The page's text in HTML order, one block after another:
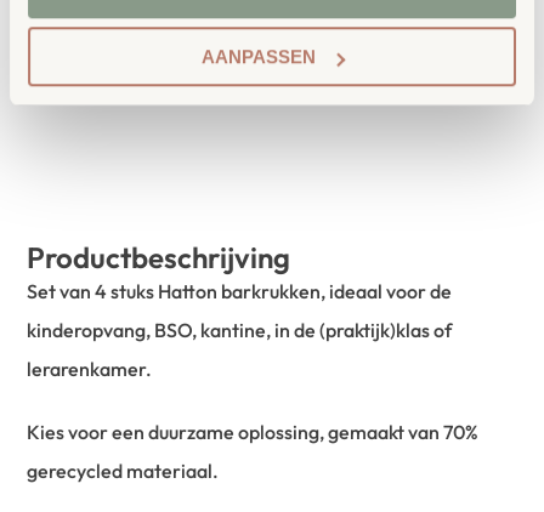
AANPASSEN
IN WINKELWAGEN
Productbeschrijving
Set van 4 stuks Hatton barkrukken, ideaal voor de
kinderopvang, BSO, kantine, in de (praktijk)klas of
lerarenkamer.
Kies voor een duurzame oplossing, gemaakt van 70%
gerecycled materiaal.